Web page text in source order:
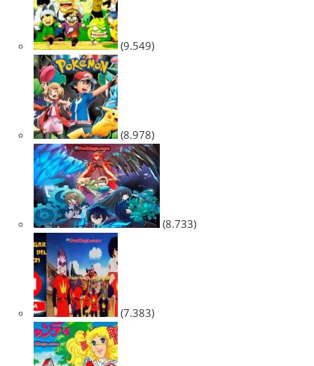
(9.549)
(8.978)
(8.733)
(7.383)